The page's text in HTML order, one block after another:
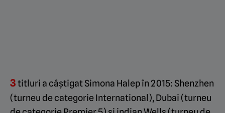
3titluri a câștigat Simona Halep în 2015: Shenzhen
(turneu de categorie International), Dubai (turneu